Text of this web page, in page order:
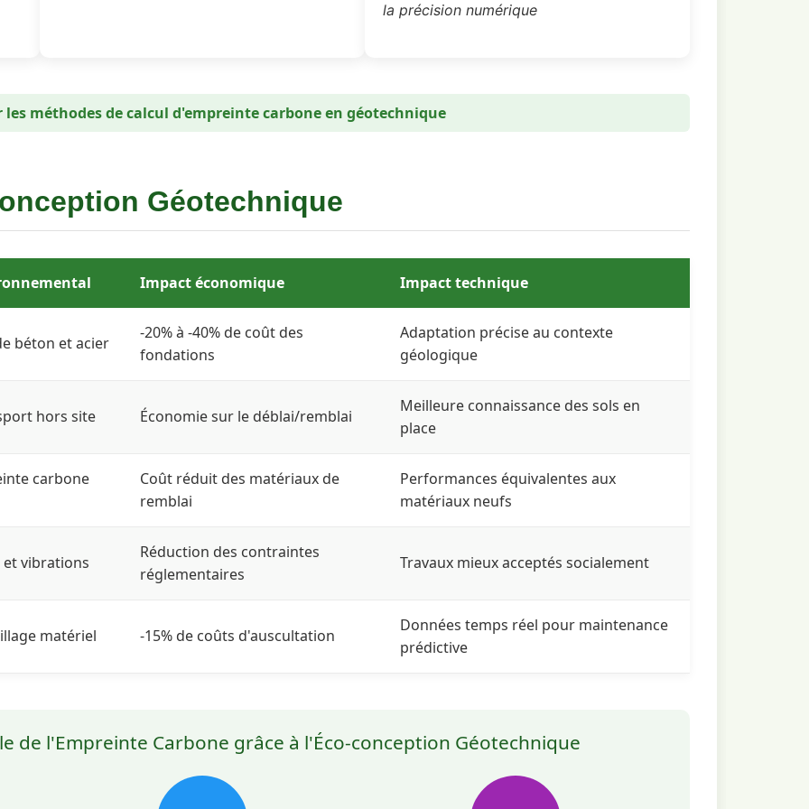
la précision numérique
les méthodes de calcul d'empreinte carbone en géotechnique
du Cycle de Vie (ACV) en Géotechnique
s'appuie sur des méthodes standardisées :
des produits de construction
des bâtiments
française
Épuisement des ressources (kg Sb eq) Eutrophisation (kg PO₄ eq) Acidification (kg SO₂ eq)
bases de données environnementales intégrées aux logiciels de calcul (ex: INIES, ecoinvent) pour
techniques sur l'ensemble du cycle de vie des ouvrages.
Géotechnique
Impact économique Impact technique
béton et acier
-20% à -40% de coût des
fondations
Adaptation précise au contexte
géologique
hors site Économie sur le déblai/remblai
Meilleure connaissance des sols en
place
carbone
Coût réduit des matériaux de
remblai
Performances équivalentes aux
matériaux neufs
et vibrations
Réduction des contraintes
réglementaires
Travaux mieux acceptés socialement
matériel -15% de coûts d'auscultation
Données temps réel pour maintenance
prédictive
de l'Empreinte Carbone grâce à l'Éco-conception Géotechnique